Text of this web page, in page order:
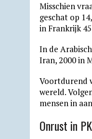
Misschien
geschat op
in Frankrijk
In de
Iran, 2000 in
Voortdurend
wereld.
mensen in
Onrust in